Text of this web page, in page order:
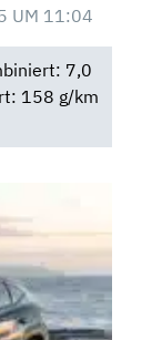
UM 11:04
7,0
158 g/km